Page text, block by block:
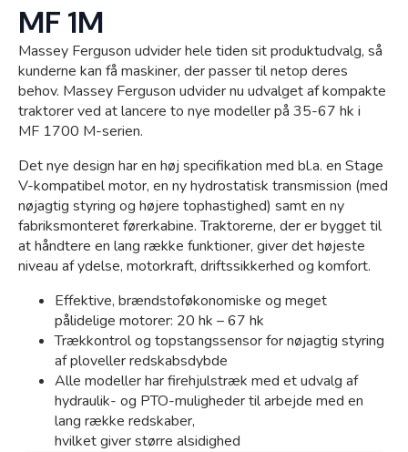
Sivertsen shop
Kramp
MF 1M
Massey Ferguson udvider hele tiden sit produktudvalg, så
kunderne kan få maskiner, der passer til netop deres
behov. Massey Ferguson udvider nu udvalget af kompakte
traktorer ved at lancere to nye modeller på 35-67 hk i
MF 1700 M-serien.
Det nye design har en høj specifikation med bl.a. en Stage
V-kompatibel motor, en ny hydrostatisk transmission (med
nøjagtig styring og højere tophastighed) samt en ny
fabriksmonteret førerkabine. Traktorerne, der er bygget til
at håndtere en lang række funktioner, giver det højeste
niveau af ydelse, motorkraft, driftssikkerhed og komfort.
Effektive, brændstoføkonomiske og meget
pålidelige motorer: 20 hk – 67 hk
Trækkontrol og topstangssensor for nøjagtig styring
af ploveller redskabsdybde
Alle modeller har firehjulstræk med et udvalg af
hydraulik- og PTO-muligheder til arbejde med en
lang række redskaber,
hvilket giver større alsidighed